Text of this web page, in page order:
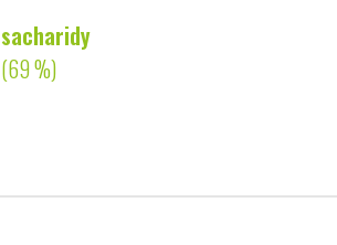
sacharidy
(69 %)